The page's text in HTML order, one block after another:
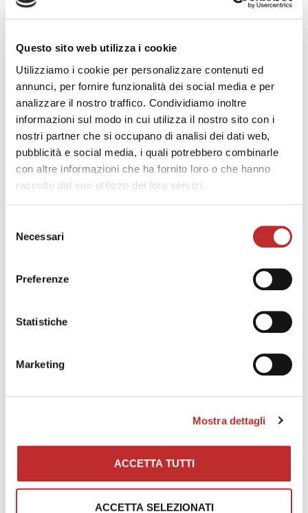
Questo sito web utilizza i cookie
Utilizziamo i cookie per personalizzare contenuti ed
annunci, per fornire funzionalità dei social media e per
analizzare il nostro traffico. Condividiamo inoltre
informazioni sul modo in cui utilizza il nostro sito con i
nostri partner che si occupano di analisi dei dati web,
pubblicità e social media, i quali potrebbero combinarle
con altre informazioni che ha fornito loro o che hanno
raccolto dal suo utilizzo dei loro servizi.
delNecessari
Preferenze
Statistiche
Marketing
Mostra dettagli
ACCETTA TUTTI
ACCETTA SELEZIONATI
intercalati da letture. E poi due recital organistici,
strumenti, nel segno della divulgazione e
formazione del pubblico). E altre opere particolari
e appropriate al tema, come la Lauda per la
Natività del Signore di Respighi, un concerto
monografico su Josquin Desprez, uno sguardo al
sacro contemporaneo che proviene dalle regioni
baltiche, la deliziosa Ceremony of Carols di
Britten. Perché, tra l’altro siamo in clima
prenatalizio e, con una virata verso il ricco
patrimonio etnomusicale dedicato alla tradizione
come protagonista uno strumento mai apparso
finora, la cornamusa, in un programma dedicato
Nadai, direzione artistica
foto by @Gigi Cozzarin